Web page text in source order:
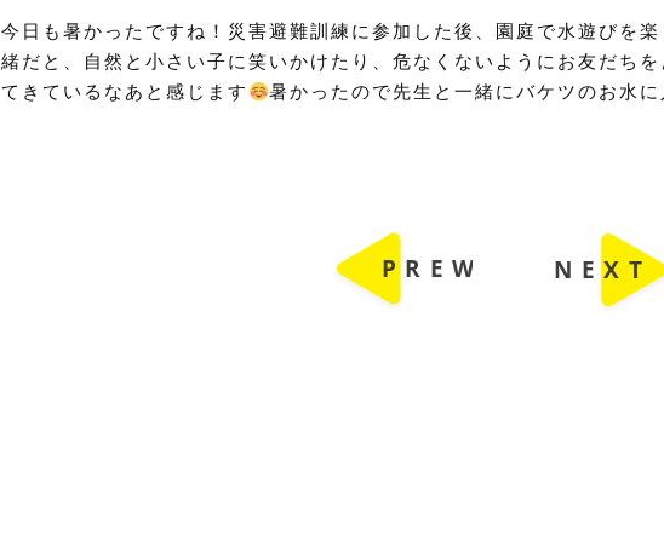
今日も暑かったですね！災害避難訓練に参加した後、園庭で水遊びを楽
緒だと、自然と小さい子に笑いかけたり、危なくないようにお友だち
てきているなあと感じます
暑かったので先生と一緒にバケツのお水